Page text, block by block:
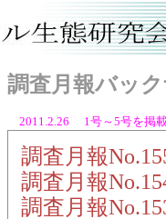
調査月報バッ
2011.2.26 1号～5号を掲載
調査月報
調査月報
調査月報